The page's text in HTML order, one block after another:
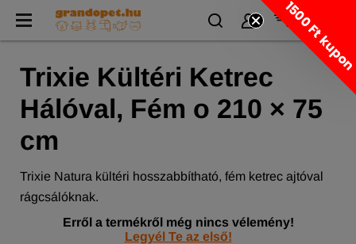
Trixie Kültéri Ketrec
Hálóval, Fém o 210 × 75
cm
Trixie Natura kültéri hosszabbítható, fém ketrec ajtóval
rágcsálóknak.
Erről a termékről még nincs vélemény!
Legyél Te az első!
1500 Ft